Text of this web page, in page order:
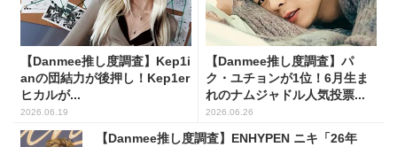
【Danmee推し度調査】Kep1i
anの団結力が後押し！Kep1er
ヒカルが...
2026.06.19
【Danmee推し度調査】パ
ク・ユチョンが1位！6月生ま
れのナムジャドル人気投票...
2026.06.26
【Danmee推し度調査】ENHYPEN ニキ「26年